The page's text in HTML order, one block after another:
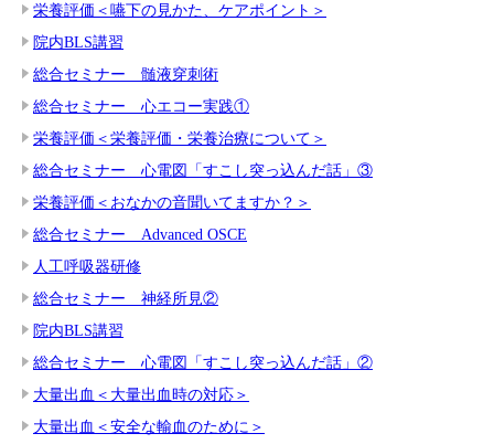
栄養評価＜嚥下の見かた、ケアポイント＞
院内BLS講習
総合セミナー 髄液穿刺術
総合セミナー 心エコー実践①
栄養評価＜栄養評価・栄養治療について＞
総合セミナー 心電図「すこし突っ込んだ話」③
栄養評価＜おなかの音聞いてますか？＞
総合セミナー Advanced OSCE
人工呼吸器研修
総合セミナー 神経所見②
院内BLS講習
総合セミナー 心電図「すこし突っ込んだ話」②
大量出血＜大量出血時の対応＞
大量出血＜安全な輸血のために＞